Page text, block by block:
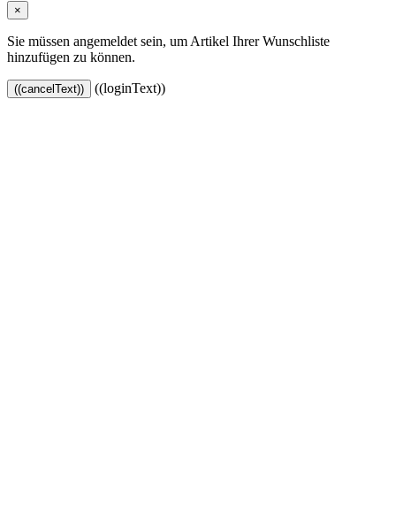
×
Sie müssen angemeldet sein, um Artikel Ihrer Wunschliste
hinzufügen zu können.
((cancelText)) ((loginText))